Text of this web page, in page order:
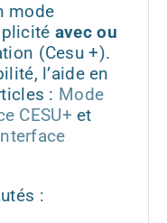
mode
avec ou
(Cesu +).
l’aide en
: Mode
CESU+ et
: